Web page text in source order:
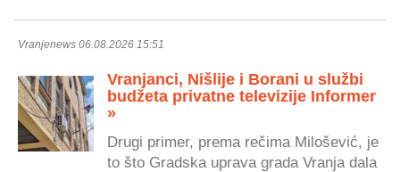
Vranjenews 06.08.2026 15:51
Vranjanci, Nišlije i Borani u službi
budžeta privatne televizije Informer
»
Drugi primer, prema rečima Milošević, je
to što Gradska uprava grada Vranja dala